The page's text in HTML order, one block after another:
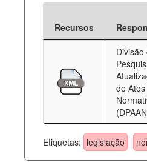
Deputados Estaduais
Legislação
Perguntas frequentes
Contato
Recursos
Divisão
de Atos
Etiquetas: legislação